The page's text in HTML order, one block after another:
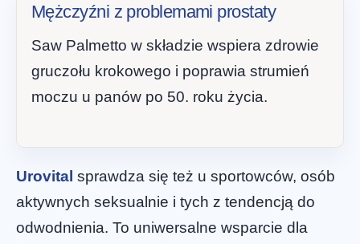
Mężczyźni z problemami prostaty
Saw Palmetto w składzie wspiera zdrowie
gruczołu krokowego i poprawia strumień
moczu u panów po 50. roku życia.
Urovital sprawdza się też u sportowców, osób
aktywnych seksualnie i tych z tendencją do
odwodnienia. To uniwersalne wsparcie dla